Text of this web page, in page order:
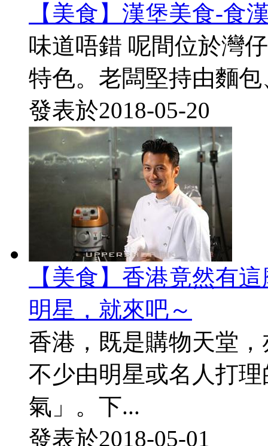
【美食】漢堡美食-食
味道唔錯 呢間位於灣
特色。老闆堅持由麵
發表於2018-05-20
【美食】香港竟然有
明星，就來吧～
香港，既是購物天堂
不少由明星或名人打
氣」。下...
發表於2018-05-01